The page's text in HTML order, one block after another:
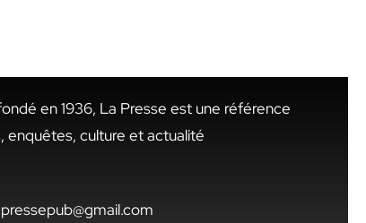
en 1936, La Presse est une référence
enquêtes, culture et actualité